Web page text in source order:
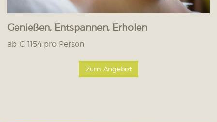
Genießen, Entspannen, Erholen
ab € 1154 pro Person
Zum Angebot